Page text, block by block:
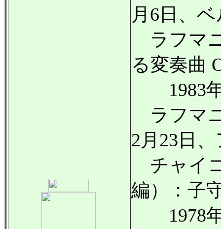
月6日、
ラフマ
る変奏曲
1983年
ラフマ
2月23日
チャイ
編）：子
1978年